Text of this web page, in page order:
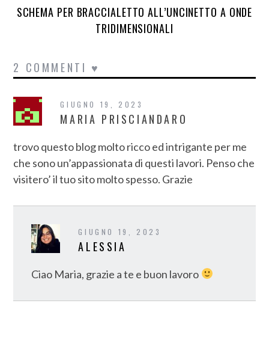
SCHEMA PER BRACCIALETTO ALL’UNCINETTO A ONDE
TRIDIMENSIONALI
2 COMMENTI ♥
GIUGNO 19, 2023
MARIA PRISCIANDARO
trovo questo blog molto ricco ed intrigante per me
che sono un’appassionata di questi lavori. Penso che
visitero’ il tuo sito molto spesso. Grazie
GIUGNO 19, 2023
ALESSIA
Ciao Maria, grazie a te e buon lavoro